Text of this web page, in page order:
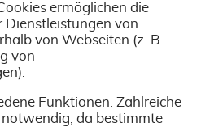
ermöglichen die
Dienstleistungen von
von Webseiten (z. B.
von
Funktionen. Zahlreiche
da bestimmte